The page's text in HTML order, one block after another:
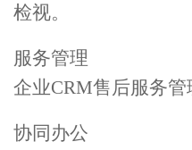
检视。
服务管理
企业CRM售后服务
协同办公